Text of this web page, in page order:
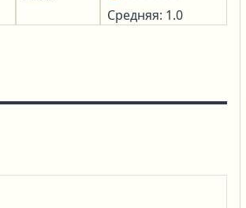
Средняя: 1.0